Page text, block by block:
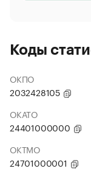
Коды
ОКПО
2032428105
ОКАТО
24401000000
ОКТМО
24701000001